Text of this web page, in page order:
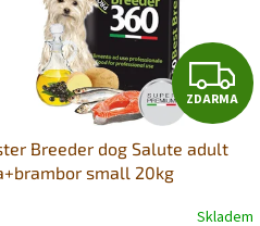
Z
D
R
ZDARMA
Breeder dog Salute adult
small 20kg
Skladem